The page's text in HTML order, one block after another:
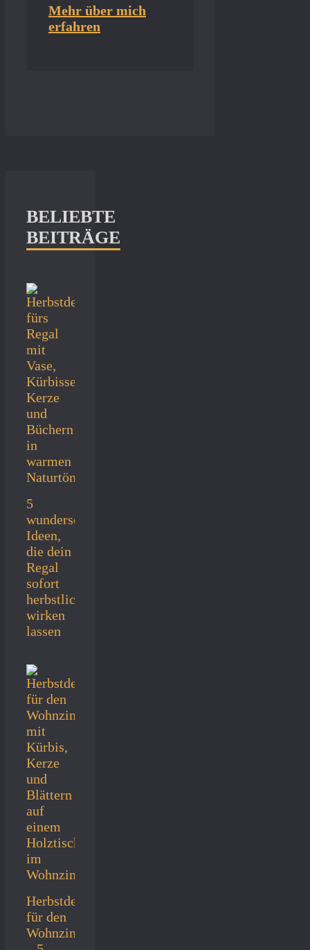
Mehr über mich
erfahren
BELIEBTE
BEITRÄGE
5
wunderschöne
Ideen,
die dein
Regal
sofort
herbstlich
wirken
lassen
Herbstdeko
für den
Wohnzimmertisch